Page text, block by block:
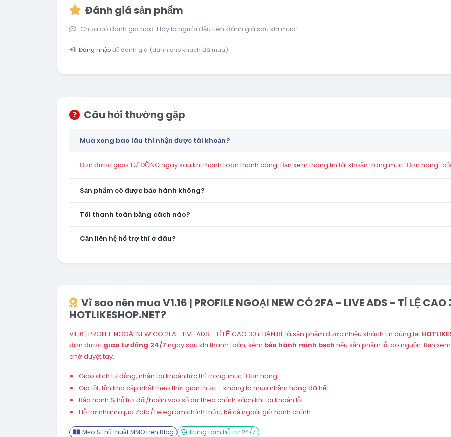
Đánh giá sản phẩm
Chưa có đánh giá nào. Hãy là người đầu tiên đánh giá sau khi mua!
Đăng nhậpđể đánh giá (dành cho khách đã mua).
Câu hỏi thường gặp
Mua xong bao lâu thì nhận được tài khoản?
Đơn được giao TỰ ĐỘNG ngay sau khi thanh toán thành công. Bạn xem thông tin tài khoản trong mục "Đơn hàng"
Sản phẩm có được bảo hành không?
Tôi thanh toán bằng cách nào?
Cần liên hệ hỗ trợ thì ở đâu?
Vì sao nên mua V1.16 | PROFILE NGOẠI NEW CÓ 2FA - LIVE ADS - TỈ LỆ CAO
HOTLIKESHOP.NET?
V1.16 | PROFILE NGOẠI NEW CÓ 2FA - LIVE ADS - TỈ LỆ CAO 30+ BẠN BÈ là sản phẩm được nhiều khách tin dùng tại
đơn được giao tự động 24/7 ngay sau khi thanh toán, kèm bảo hành minh bạch nếu sản phẩm lỗi do nguồn. Bạn
chờ duyệt tay.
Giao dịch tự động, nhận tài khoản tức thì trong mục "Đơn hàng".
Giá tốt, tồn kho cập nhật theo thời gian thực – không lo mua nhầm hàng đã hết.
Bảo hành & hỗ trợ đổi/hoàn vào số dư theo chính sách khi tài khoản lỗi.
Hỗ trợ nhanh qua Zalo/Telegram chính thức, kể cả ngoài giờ hành chính.
Mẹo & thủ thuật MMO trên Blog Trung tâm hỗ trợ 24/7